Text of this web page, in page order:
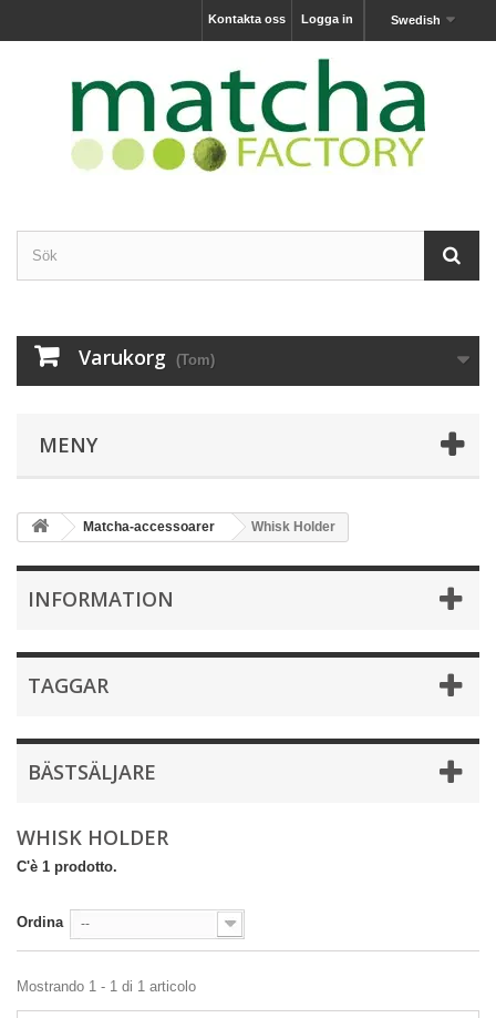
Swedish
Logga in
Kontakta oss
Varukorg (Tom)
MENY
Matcha-accessoarer Whisk Holder
INFORMATION
TAGGAR
BÄSTSÄLJARE
WHISK HOLDER
C'è 1 prodotto.
Ordina --
Mostrando 1 - 1 di 1 articolo